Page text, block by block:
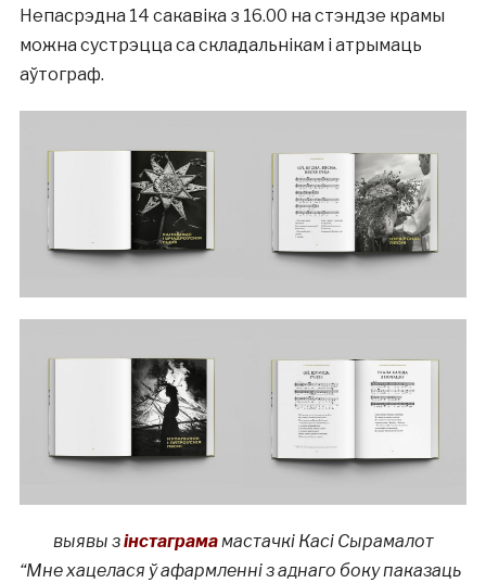
Непасрэдна 14 сакавіка з 16.00 на стэндзе крамы
можна сустрэцца са складальнікам і атрымаць
аўтограф.
выявы зінстаграмамастачкі Касі Сырамалот
“Мне хацелася ў афармленні з аднаго боку паказаць